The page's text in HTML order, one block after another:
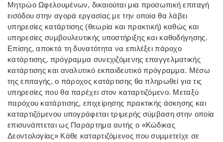
Μητρώο Ωφελουμένων, δικαιούται μια προσωπική επιταγή
εισόδου στην αγορά εργασίας με την οποία θα λάβει
υπηρεσίες κατάρτισης (θεωρία και πρακτική) καθώς και
υπηρεσίες συμβουλευτικής υποστήριξης και καθοδήγησης.
Επίσης, αποκτά τη δυνατότητα να επιλέξει πάροχο
κατάρτισης, πρόγραμμα συνεχιζόμενης επαγγελματικής
κατάρτισης και αναλυτικό εκπαιδευτικό πρόγραμμα. Μέσω
της επιταγής, ο πάροχος κατάρτισης θα πληρωθεί για τις
υπηρεσίες που θα παρέχει στον καταρτιζόμενο. Μεταξύ
παρόχου κατάρτισης, επιχείρησης πρακτικής άσκησης και
καταρτιζόμενου υπογράφεται τριμερής σύμβαση στην οποία
επισυνάπτεται ως Παράρτημα αυτής ο «Κώδικας
Δεοντολογίας» Κάθε καταρτιζόμενος που συμμετείχε σε